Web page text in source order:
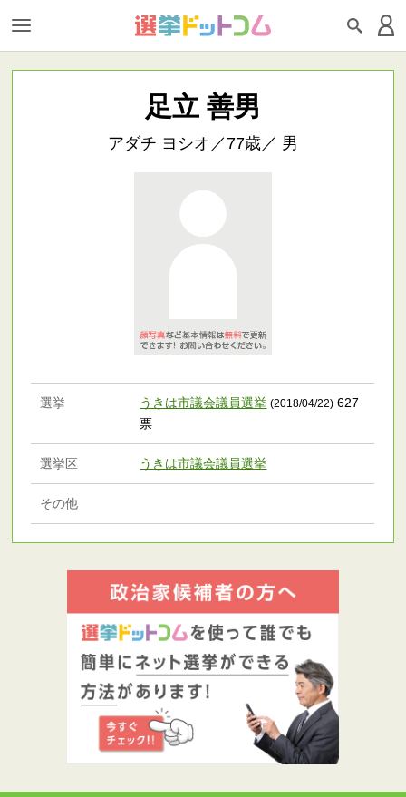
足立 善男
アダチ ヨシオ／77歳／ 男
選挙 うきは市議会議員選挙 (2018/04/22) 627
票
選挙区 うきは市議会議員選挙
その他